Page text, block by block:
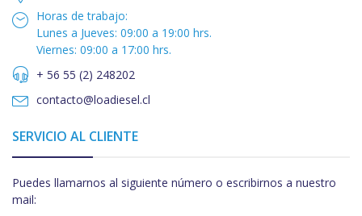
Horas de trabajo:
Lunes a Jueves: 09:00 a 19:00 hrs.
Viernes: 09:00 a 17:00 hrs.
+ 56 55 (2) 248202
contacto@loadiesel.cl
SERVICIO AL CLIENTE
Puedes llamarnos al siguiente número o escribirnos a nuestro
mail: